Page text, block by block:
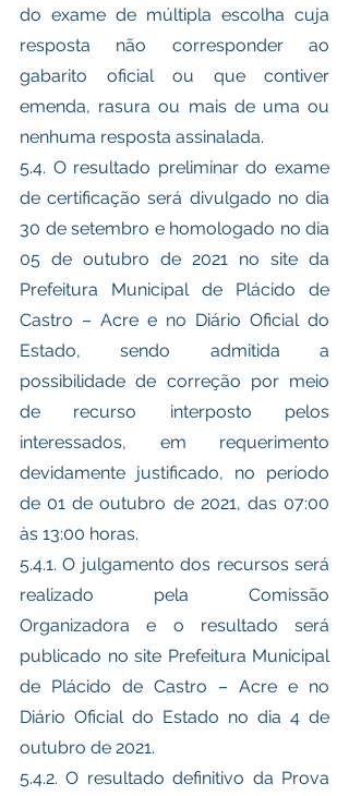
do exame de múltipla escolha cuja
resposta não corresponder ao
gabarito oficial ou que contiver
emenda, rasura ou mais de uma ou
nenhuma resposta assinalada.
5.4. O resultado preliminar do exame
de certificação será divulgado no dia
30 de setembro e homologado no dia
05 de outubro de 2021 no site da
Prefeitura Municipal de Plácido de
Castro – Acre e no Diário Oficial do
Estado, sendo admitida a
possibilidade de correção por meio
de recurso interposto pelos
interessados, em requerimento
devidamente justificado, no período
de 01 de outubro de 2021, das 07:00
às 13:00 horas.
5.4.1. O julgamento dos recursos será
realizado pela Comissão
Organizadora e o resultado será
publicado no site Prefeitura Municipal
de Plácido de Castro – Acre e no
Diário Oficial do Estado no dia 4 de
outubro de 2021.
5.4.2. O resultado definitivo da Prova